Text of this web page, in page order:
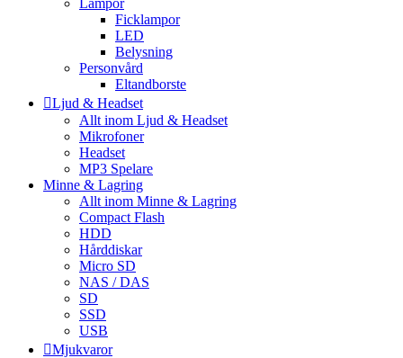
Lampor
Ficklampor
LED
Belysning
Personvård
Eltandborste
Ljud & Headset
Allt inom Ljud & Headset
Mikrofoner
Headset
MP3 Spelare
Minne & Lagring
Allt inom Minne & Lagring
Compact Flash
HDD
Hårddiskar
Micro SD
NAS / DAS
SD
SSD
USB
Mjukvaror